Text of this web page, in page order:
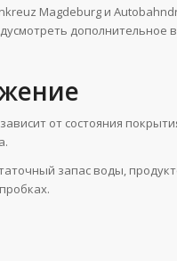
Magdeburg и
дополнительное
от состояния
запас воды,